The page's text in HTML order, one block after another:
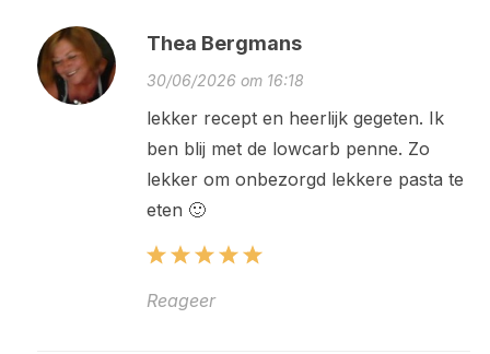
Thea Bergmans
30/06/2026 om 16:18
lekker recept en heerlijk gegeten. Ik
ben blij met de lowcarb penne. Zo
lekker om onbezorgd lekkere pasta te
eten 🙂
Reageer